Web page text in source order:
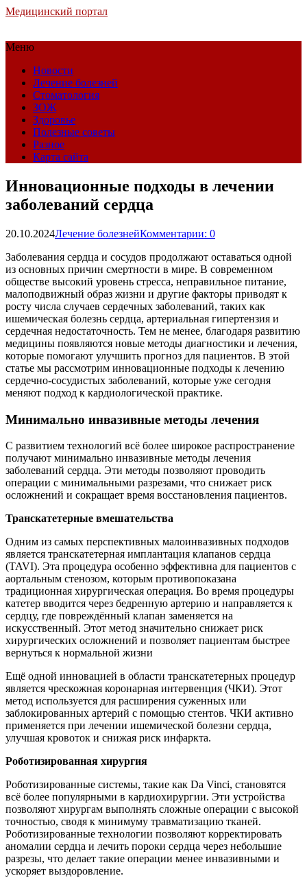
Медицинский портал
Меню
Новости
Лечение болезней
Стоматология
ЗОЖ
Здоровье
Полезные советы
Разное
Карта сайта
Инновационные подходы в лечении
заболеваний сердца
20.10.2024Лечение болезнейКомментарии: 0
Заболевания сердца и сосудов продолжают оставаться одной
из основных причин смертности в мире. В современном
обществе высокий уровень стресса, неправильное питание,
малоподвижный образ жизни и другие факторы приводят к
росту числа случаев сердечных заболеваний, таких как
ишемическая болезнь сердца, артериальная гипертензия и
сердечная недостаточность. Тем не менее, благодаря развитию
медицины появляются новые методы диагностики и лечения,
которые помогают улучшить прогноз для пациентов. В этой
статье мы рассмотрим инновационные подходы к лечению
сердечно-сосудистых заболеваний, которые уже сегодня
меняют подход к кардиологической практике.
Минимально инвазивные методы лечения
С развитием технологий всё более широкое распространение
получают минимально инвазивные методы лечения
заболеваний сердца. Эти методы позволяют проводить
операции с минимальными разрезами, что снижает риск
осложнений и сокращает время восстановления пациентов.
Транскатетерные вмешательства
Одним из самых перспективных малоинвазивных подходов
является транскатетерная имплантация клапанов сердца
(TAVI). Эта процедура особенно эффективна для пациентов с
аортальным стенозом, которым противопоказана
традиционная хирургическая операция. Во время процедуры
катетер вводится через бедренную артерию и направляется к
сердцу, где повреждённый клапан заменяется на
искусственный. Этот метод значительно снижает риск
хирургических осложнений и позволяет пациентам быстрее
вернуться к нормальной жизни
Ещё одной инновацией в области транскатетерных процедур
является чрескожная коронарная интервенция (ЧКИ). Этот
метод используется для расширения суженных или
заблокированных артерий с помощью стентов. ЧКИ активно
применяется при лечении ишемической болезни сердца,
улучшая кровоток и снижая риск инфаркта.
Роботизированная хирургия
Роботизированные системы, такие как Da Vinci, становятся
всё более популярными в кардиохирургии. Эти устройства
позволяют хирургам выполнять сложные операции с высокой
точностью, сводя к минимуму травматизацию тканей.
Роботизированные технологии позволяют корректировать
аномалии сердца и лечить пороки сердца через небольшие
разрезы, что делает такие операции менее инвазивными и
ускоряет выздоровление.